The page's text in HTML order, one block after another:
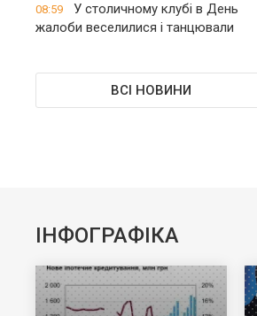
08:59
У столичному клубі в День
жалоби веселилися і танцювали
ВСІ НОВИНИ
ІНФОГРАФІКА